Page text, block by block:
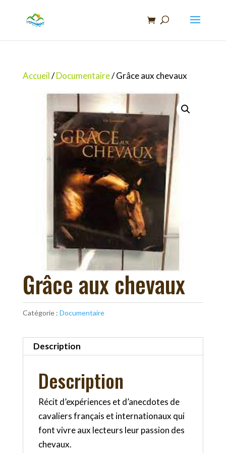
Accueil/Documentaire/ Grâce aux chevaux
Grâce aux chevaux
Catégorie : Documentaire
Description
Description
Récit d’expériences et d’anecdotes de
cavaliers français et internationaux qui
font vivre aux lecteurs leur passion des
chevaux.